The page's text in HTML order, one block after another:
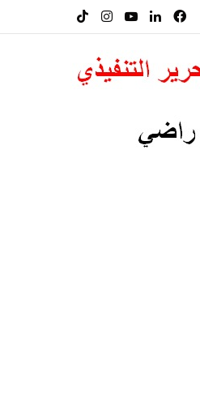
فيسبوكلينكدإن‫YouTube
انستقرام